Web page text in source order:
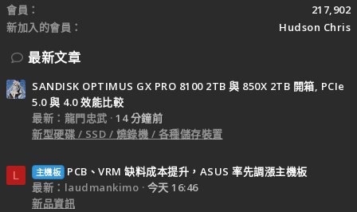
會員
217,902
新加入的會員
Hudson Chris
最新文章
SANDISK OPTIMUS GX PRO 8100 2TB 與 850X 2TB 開箱, PCIe
5.0 與 4.0 效能比較
最新：龍門忠武
14 分鐘前
新型硬碟 / SSD / 燒錄機 / 各種儲存裝置
L 主機板
PCB、VRM 缺料成本提升，ASUS 率先調漲主機板
最新：laudmankimo
今天 16:46
新品資訊